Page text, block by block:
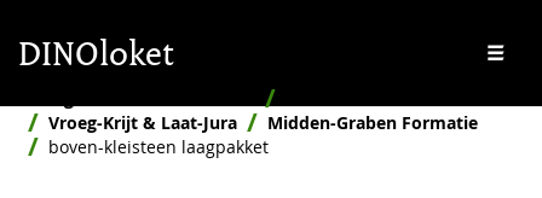
DINOloket
Vroeg-Krijt & Laat-Jura
Midden-Graben Formatie
boven-kleisteen laagpakket